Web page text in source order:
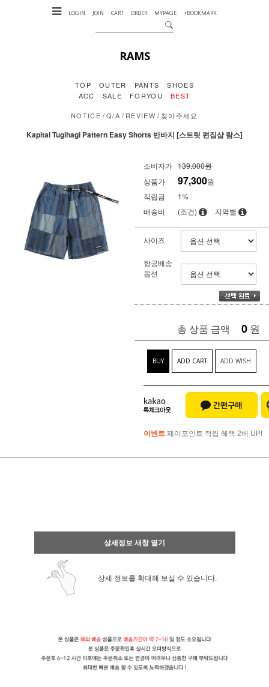
LOGIN JOIN CART ORDER MYPAGE +BOOKMARK
RAMS
TOP OUTER PANTS
SHOES
ACC
SALE FORYOU BEST
NOTICE /Q/A /REVIEW /찾아주세요
Kapital Tugihagi Pattern Easy Shorts 반바지 [스트릿 편집샵 람스]
소비자가 139,000원
상품가
97,300원
적립금
1%
배송비
(조건) 지역별
사이즈
항공배송
옵션
총 상품 금액 0 원
BUY ADD CART ADD WISH
이벤트 페이포인트 적립 혜택 2배 UP!
상세정보 새창 열기
상세 정보를 확대해 보실 수 있습니다.